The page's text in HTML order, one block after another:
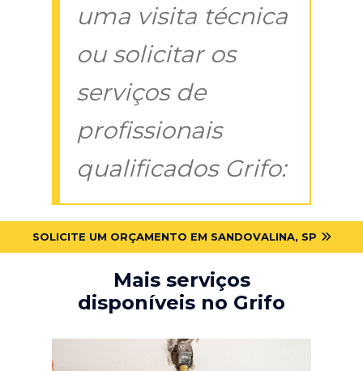
uma visita técnica
ou solicitar os
serviços de
profissionais
qualificados Grifo:
SOLICITE UM ORÇAMENTO EM SANDOVALINA, SP
Mais serviços
disponíveis no Grifo